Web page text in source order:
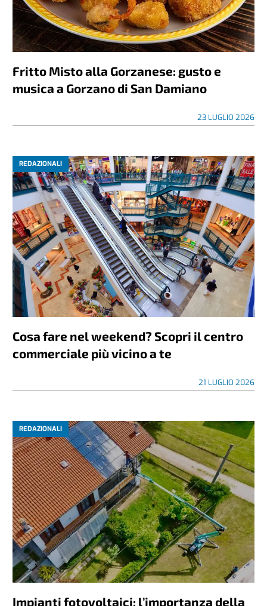
Fritto Misto alla Gorzanese: gusto e
musica a Gorzano di San Damiano
23 LUGLIO 2026
REDAZIONALI
Cosa fare nel weekend? Scopri il centro
commerciale più vicino a te
21 LUGLIO 2026
REDAZIONALI
Impianti fotovoltaici: l’importanza della